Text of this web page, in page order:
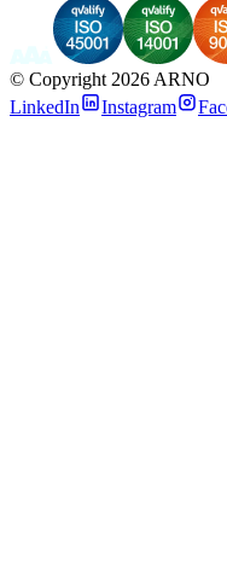
© Copyright 2026 ARNO
LinkedIn
Instagram